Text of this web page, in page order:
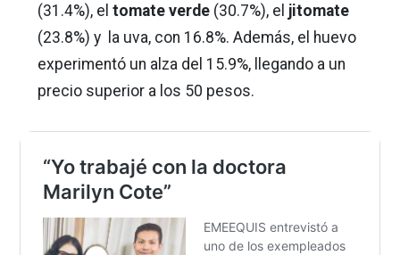
(31.4%), el tomate verde (30.7%), el jitomate
(23.8%) y la uva, con 16.8%. Además, el huevo
experimentó un alza del 15.9%, llegando a un
precio superior a los 50 pesos.